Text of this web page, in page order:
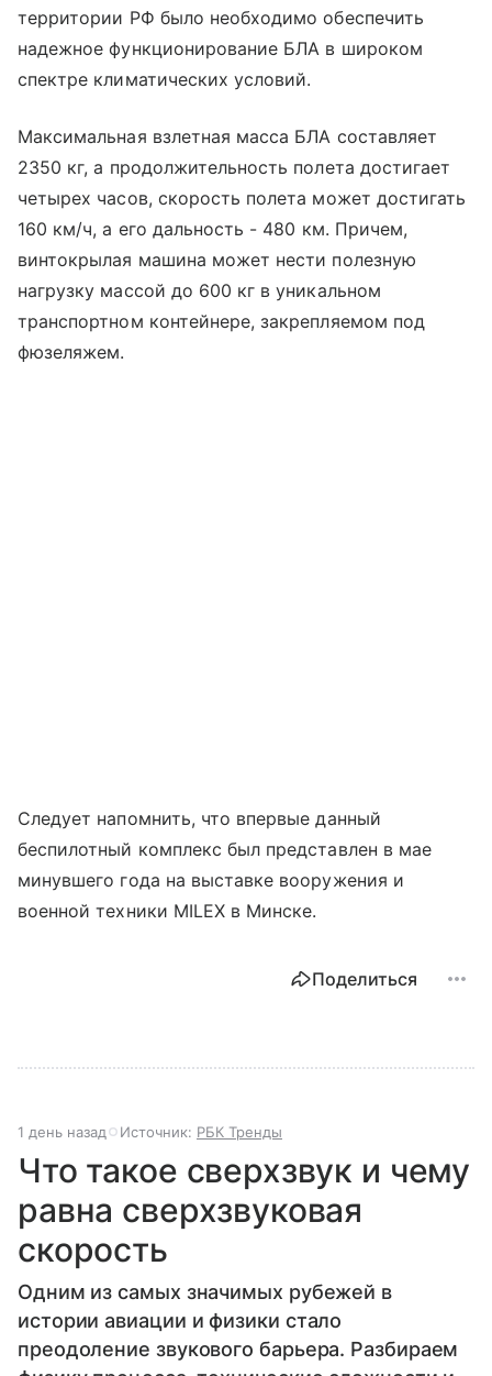
территории РФ было необходимо обеспечить
надежное функционирование БЛА в широком
спектре климатических условий.
Максимальная взлетная масса БЛА составляет
2350 кг, а продолжительность полета достигает
четырех часов, скорость полета может достигать
160 км/ч, а его дальность - 480 км. Причем,
винтокрылая машина может нести полезную
нагрузку массой до 600 кг в уникальном
транспортном контейнере, закрепляемом под
фюзеляжем.
Следует напомнить, что впервые данный
беспилотный комплекс был представлен в мае
минувшего года на выставке вооружения и
военной техники MILEX в Минске.
Поделиться
1 день назад Источник: РБК Тренды
Что такое сверхзвук и чему
равна сверхзвуковая
скорость
Одним из самых значимых рубежей в
истории авиации и физики стало
преодоление звукового барьера. Разбираем